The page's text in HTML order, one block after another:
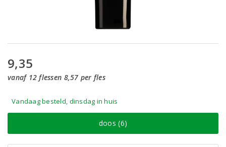
9,35
vanaf 12 flessen 8,57 per fles
Vandaag besteld, dinsdag in huis
doos (6)